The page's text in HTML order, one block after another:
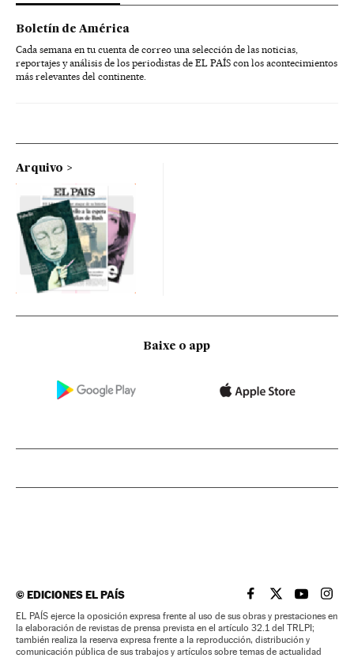
Boletín de América
Cada semana en tu cuenta de correo una selección de las noticias,
reportajes y análisis de los periodistas de EL PAÍS con los acontecimientos
más relevantes del continente.
Arquivo
Baixe o app
©EDICIONES EL PAÍS EL PAÍS BRASIL EN
EL PAÍSEL PAÍS
EL
EL PAÍS ejerce la oposición expresa frente al uso de sus obras y prestaciones en
la elaboración de revistas de prensa prevista en el artículo 32.1 del TRLPI;
también realiza la reserva expresa frente a la reproducción, distribución y
comunicación pública de sus trabajos y artículos sobre temas de actualidad